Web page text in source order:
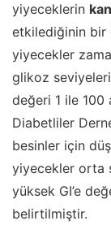
yiyeceklerin
etkilediğinin bir
yiyecekler
glikoz
değeri 1 ile 100
Diabetliler
besinler için
yiyecekler orta
yüksek GI’e
belirtilmiştir.